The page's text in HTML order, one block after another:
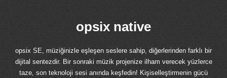
opsix native
opsix SE, müziğinizle eşleşen seslere sahip, diğerlerinden farklı bir
dijital sentezdir. Bir sonraki müzik projenize ilham verecek yüzlerce
taze, son teknoloji sesi anında keşfedin! Kişiselleştirmenin gücü